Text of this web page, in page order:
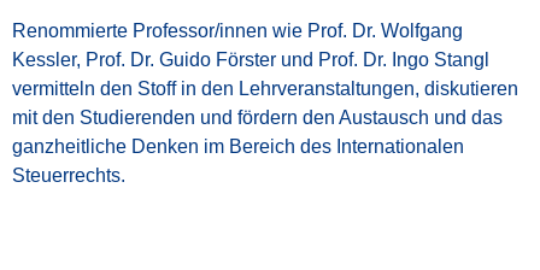
Renommierte Professor/innen wie Prof. Dr. Wolfgang
Kessler, Prof. Dr. Guido Förster und Prof. Dr. Ingo Stangl
vermitteln den Stoff in den Lehrveranstaltungen, diskutieren
mit den Studierenden und fördern den Austausch und das
ganzheitliche Denken im Bereich des Internationalen
Steuerrechts.